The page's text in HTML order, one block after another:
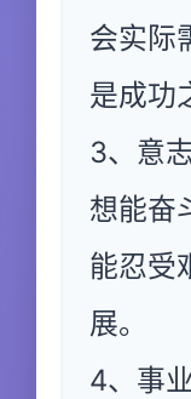
会实际
是成功
3、意
想能奋
能忍受
展。
4、事